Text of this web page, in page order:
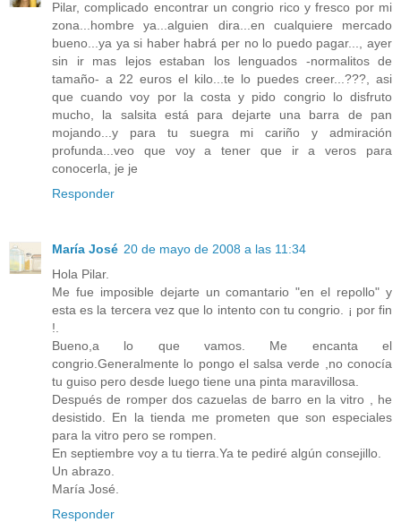
Pilar, complicado encontrar un congrio rico y fresco por mi
zona...hombre ya...alguien dira...en cualquiere mercado
bueno...ya ya si haber habrá per no lo puedo pagar..., ayer
sin ir mas lejos estaban los lenguados -normalitos de
tamaño- a 22 euros el kilo...te lo puedes creer...???, asi
que cuando voy por la costa y pido congrio lo disfruto
mucho, la salsita está para dejarte una barra de pan
mojando...y para tu suegra mi cariño y admiración
profunda...veo que voy a tener que ir a veros para
conocerla, je je
Responder
María José 20 de mayo de 2008 a las 11:34
Hola Pilar.
Me fue imposible dejarte un comantario "en el repollo" y
esta es la tercera vez que lo intento con tu congrio. ¡ por fin
!.
Bueno,a lo que vamos. Me encanta el
congrio.Generalmente lo pongo el salsa verde ,no conocía
tu guiso pero desde luego tiene una pinta maravillosa.
Después de romper dos cazuelas de barro en la vitro , he
desistido. En la tienda me prometen que son especiales
para la vitro pero se rompen.
En septiembre voy a tu tierra.Ya te pediré algún consejillo.
Un abrazo.
María José.
Responder